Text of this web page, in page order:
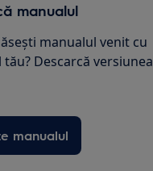
manualul
manualul venit cu
Descarcă versiunea
manualul